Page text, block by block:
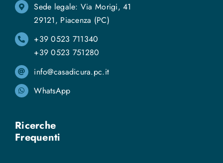
Sede legale: Via Morigi, 41
29121, Piacenza (PC)
+39 0523 711340
+39 0523 751280
info@casadicura.pc.it
WhatsApp
Ricerche
Frequenti